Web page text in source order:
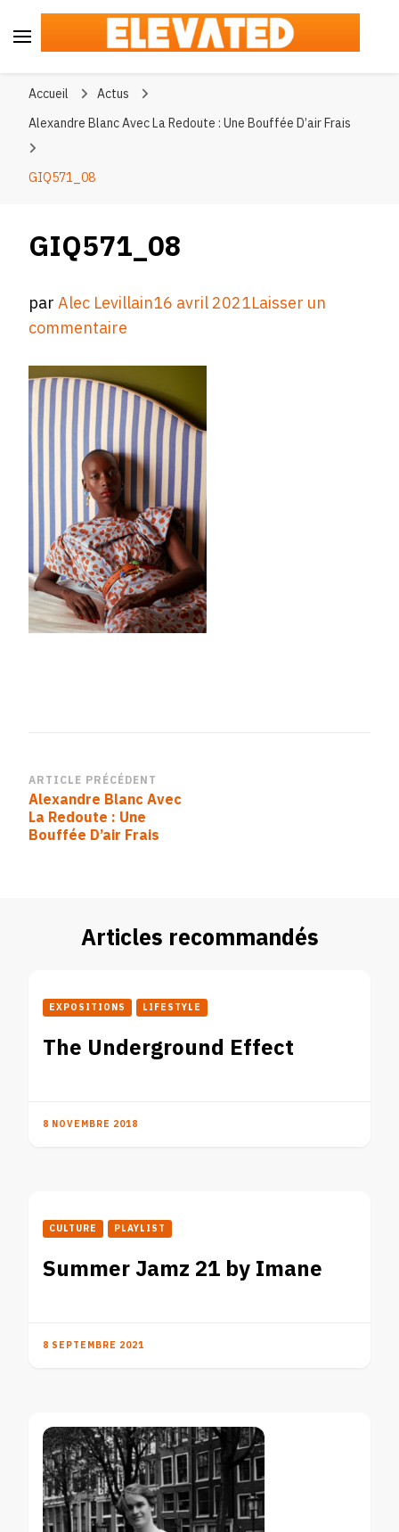
Accueil
Actus
Alexandre Blanc Avec La Redoute : Une Bouffée D’air Frais
GIQ571_08
GIQ571_08
parAlec Levillain16 avril 2021Laisser un
commentaire
Navigation
d’article
ARTICLE PRÉCÉDENT
Alexandre Blanc Avec
La Redoute : Une
Bouffée D’air Frais
Articles recommandés
EXPOSITIONS LIFESTYLE
The Underground Effect
8 NOVEMBRE 2018
CULTURE PLAYLIST
Summer Jamz 21 by Imane
8 SEPTEMBRE 2021